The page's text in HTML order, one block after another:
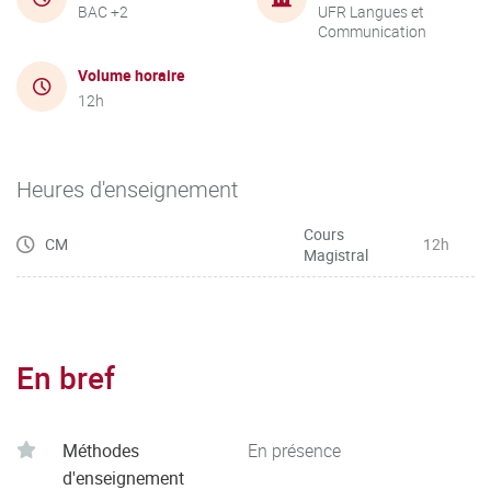
BAC +2
UFR Langues et
Communication
Volume horaire
12h
Heures d'enseignement
CM
Cours
Magistral
12h
En bref
Méthodes
d'enseignement
En présence